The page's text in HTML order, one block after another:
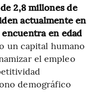
2,8 millones de
actualmente en
en edad
un capital humano
el empleo
demográfico